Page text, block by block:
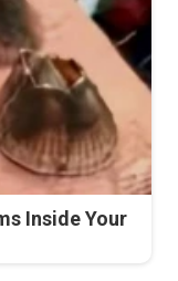
Inside Your